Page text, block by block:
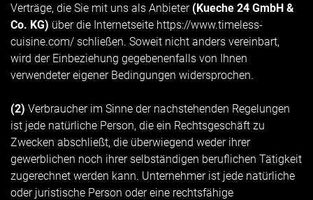
Verträge, die Sie mit uns als Anbieter (Kueche 24 GmbH &
Co. KG) über die Internetseite https://www.timeless-
cuisine.com/ schließen. Soweit nicht anders vereinbart,
wird der Einbeziehung gegebenenfalls von Ihnen
verwendeter eigener Bedingungen widersprochen.
(2) Verbraucher im Sinne der nachstehenden Regelungen
ist jede natürliche Person, die ein Rechtsgeschäft zu
Zwecken abschließt, die überwiegend weder ihrer
gewerblichen noch ihrer selbständigen beruflichen Tätigkeit
zugerechnet werden kann. Unternehmer ist jede natürliche
oder juristische Person oder eine rechtsfähige